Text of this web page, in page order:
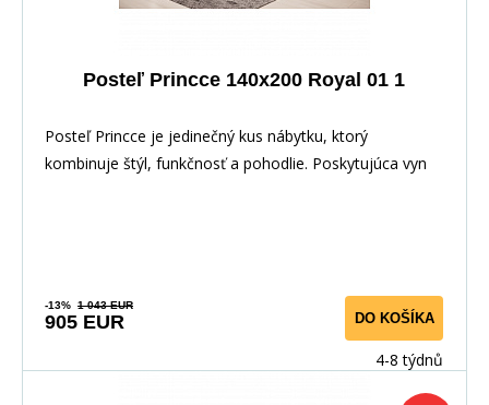
Posteľ Princce 140x200 Royal 01 1
Posteľ Princce je jedinečný kus nábytku, ktorý
kombinuje štýl, funkčnosť a pohodlie. Poskytujúca vyn
-13% 1 043 EUR
905 EUR DO KOŠÍKA
4-8 týdnů